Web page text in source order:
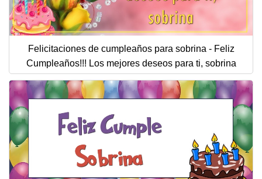
Felicitaciones de cumpleaños para sobrina - Feliz
Cumpleaños!!! Los mejores deseos para ti, sobrina